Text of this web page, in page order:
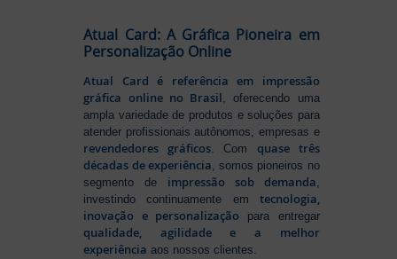
Atual Card: A Gráfica Pioneira em
Personalização Online
Atual Card é referência em impressão
gráfica online no Brasil, oferecendo uma
ampla variedade de produtos e soluções para
atender profissionais autônomos, empresas e
revendedores gráficos. Comquase três
décadas de experiência, somos pioneiros no
segmento de impressão sob demanda,
investindo continuamente em tecnologia,
inovação e personalização para entregar
qualidade, agilidade e a melhor
experiência aos nossos clientes.